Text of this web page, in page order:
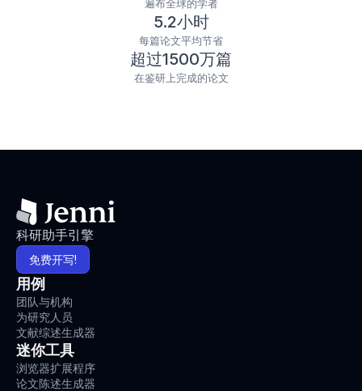
遍布全球的学者
5.2小时
每篇论文平均节省
超过1500万篇
在鉴研上完成的论文
科研助手引擎
免费开写!
用例
团队与机构
为研究人员
文献综述生成器
迷你工具
浏览器扩展程序
论文陈述生成器